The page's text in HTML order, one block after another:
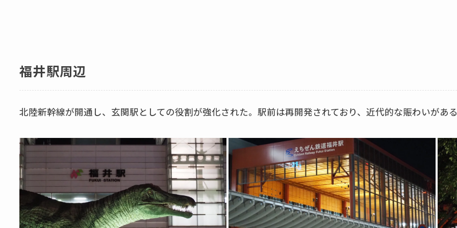
福井駅周辺
北陸新幹線が開通し、玄関駅としての役割が強化された。駅前は再開発されており、近代的な賑わいがあ